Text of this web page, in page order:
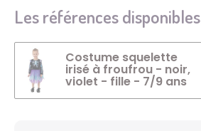
Les références disponibles
Costume squelette
irisé à froufrou - noir,
violet - fille - 7/9 ans